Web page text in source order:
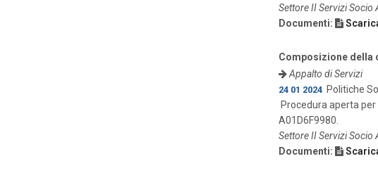
Settore II Servizi Socio
Documenti:
Composizione della
Appalto di Servizi
24 01 2024 Politiche
Procedura aperta
A01D6F9980.
Settore II Servizi Socio
Documenti: